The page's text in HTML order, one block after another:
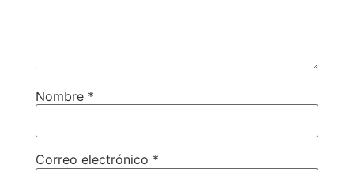
Nombre *
Correo electrónico *